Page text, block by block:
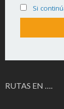
Si
RUTAS EN ….